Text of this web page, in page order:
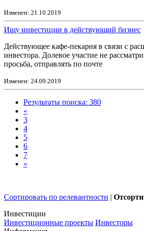
Изменен: 21.10.2019
Ищу инвестиции в действующий бизнес
Действующее кафе-пекарня в связи с
инвестора. Долевое участие не
просьба, отправлять по почте
Изменен: 24.09.2019
Результаты поиска: 380
«
3
4
5
6
7
»
Сортировать по релевантности |
Инвестиции
Инвестиционные проекты Инвесторы